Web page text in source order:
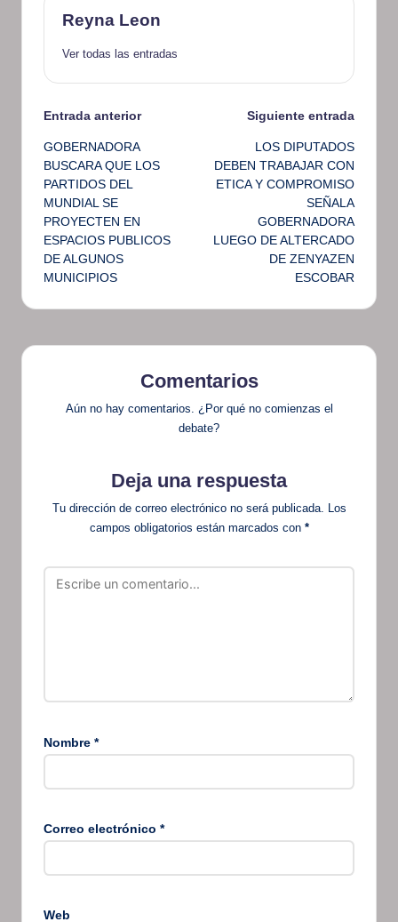
Reyna Leon
Ver todas las entradas
Navegación
de
entradas
Entrada anterior
GOBERNADORA
BUSCARA QUE LOS
PARTIDOS DEL
MUNDIAL SE
PROYECTEN EN
ESPACIOS PUBLICOS
DE ALGUNOS
MUNICIPIOS
Siguiente entrada
LOS DIPUTADOS
DEBEN TRABAJAR CON
ETICA Y COMPROMISO
SEÑALA
GOBERNADORA
LUEGO DE ALTERCADO
DE ZENYAZEN
ESCOBAR
Comentarios
Aún no hay comentarios. ¿Por qué no comienzas el
debate?
Deja una respuesta
Tu dirección de correo electrónico no será publicada.
Los
campos obligatorios están marcados con *
Nombre *
Correo electrónico *
Web